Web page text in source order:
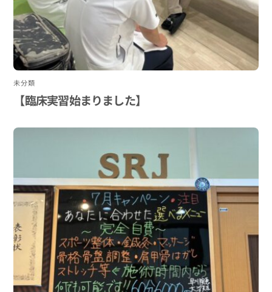
未分類
【臨床実習始まりました】